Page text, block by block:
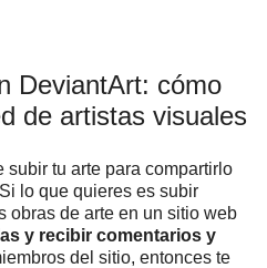
DeviantArt: cómo
de artistas visuales
tu arte para compartirlo
lo que quieres es subir
obras de arte en un sitio web
y recibir comentarios y
del sitio, entonces te